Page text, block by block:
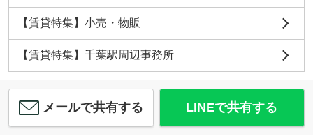
【賃貸特集】小売・物販
【賃貸特集】千葉駅周辺事務所
メールで共有する LINEで共有する